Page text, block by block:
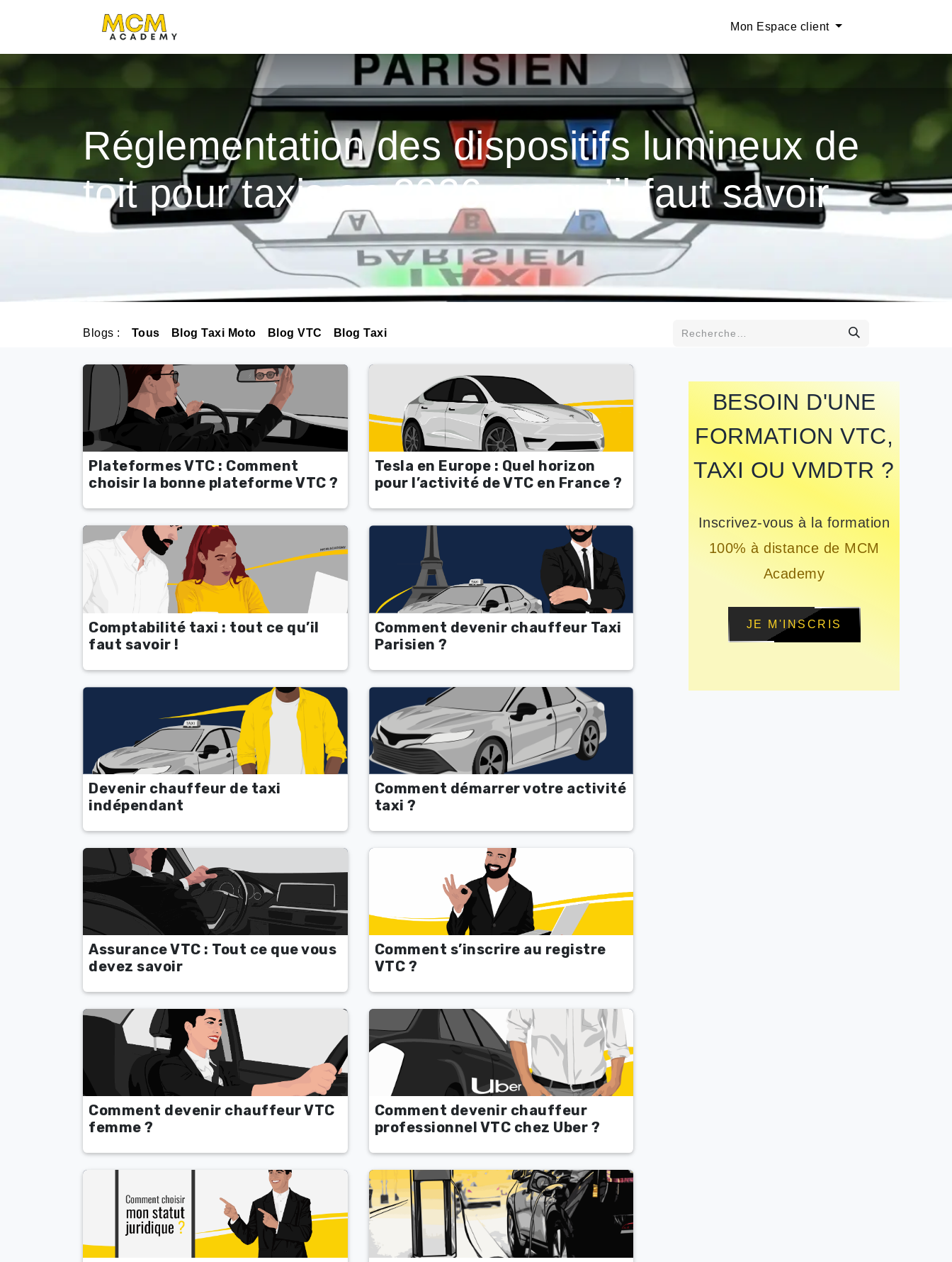
ESSAI GRATUIT FINANCEMENT
Mon Espace client
Réglementation des dispositifs lumineux de
toit pour taxis en 2026: ce qu’il faut savoir
Blogs : Tous Blog Taxi Moto Blog VTC Blog Taxi
Plateformes VTC : Comment
choisir la bonne plateforme VTC ?
Tesla en Europe : Quel horizon
pour l’activité de VTC en France ?
Comptabilité taxi : tout ce qu’il
faut savoir !
Comment devenir chauffeur Taxi
Parisien ?
Devenir chauffeur de taxi
indépendant
Comment démarrer votre activité
taxi ?
Assurance VTC : Tout ce que vous
devez savoir
Comment s’inscrire au registre
VTC ?
Comment devenir chauffeur VTC
femme ?
Comment devenir chauffeur
professionnel VTC chez Uber ?
BESOIN D'UNE
FORMATION VTC,
TAXI OU VMDTR ?
Inscrivez-vous à la formation
100% à distance de MCM
Academy
JE M'INSCRIS